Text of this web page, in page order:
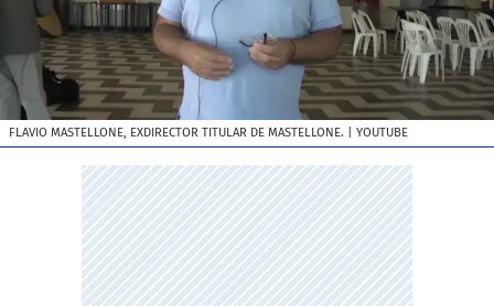
FLAVIO MASTELLONE, EXDIRECTOR TITULAR DE MASTELLONE. | YOUTUBE